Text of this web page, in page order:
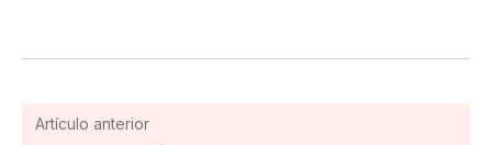
Artículo anterior